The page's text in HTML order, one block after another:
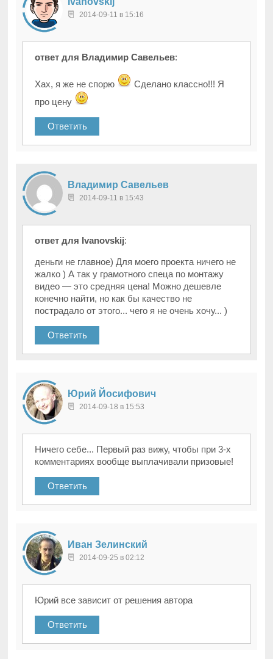
2014-09-11 в 15:16
ответ для Владимир Савельев:
Хах, я же не спорю
Сделано классно!!! Я
про цену
Ответить
Владимир Савельев
2014-09-11 в 15:43
ответ для Ivanovskij:
деньги не главное) Для моего проекта ничего не
жалко ) А так у грамотного спеца по монтажу
видео — это средняя цена! Можно дешевле
конечно найти, но как бы качество не
пострадало от этого... чего я не очень хочу... )
Ответить
Юрий Йосифович
2014-09-18 в 15:53
Ничего себе... Первый раз вижу, чтобы при 3-х
комментариях вообще выплачивали призовые!
Ответить
Иван Зелинский
2014-09-25 в 02:12
Юрий все зависит от решения автора
Ответить